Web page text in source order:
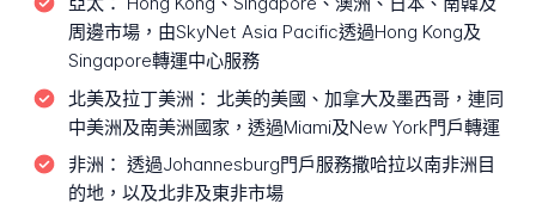
周邊市場，由SkyNet Asia Pacific透過Hong Kong及
Singapore轉運中心服務
北美及拉丁美洲： 北美的美國、加拿大及墨西哥，連同
中美洲及南美洲國家，透過Miami及New York門戶轉運
非洲： 透過Johannesburg門戶服務撒哈拉以南非洲目
的地，以及北非及東非市場